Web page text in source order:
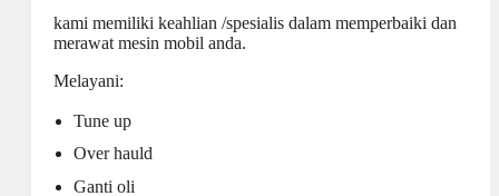
kami memiliki keahlian /spesialis dalam memperbaiki dan
merawat mesin mobil anda.
Melayani:
Tune up
Over hauld
Ganti oli